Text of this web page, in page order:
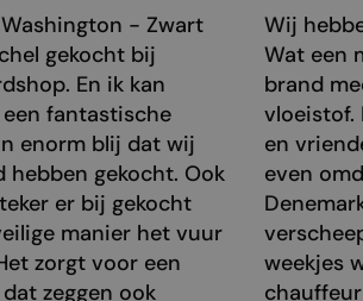
- Zwart
gekocht bij
En ik kan
fantastische
enorm blij dat wij
hebben gekocht. Ook
er bij gekocht
manier het vuur
zorgt voor een
zeggen ook
Wij
Wat een
brand
vloeistof.
en
even
weekjes